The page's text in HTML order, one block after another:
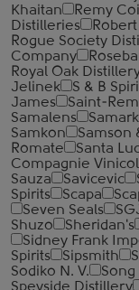
Khaitan
Remy
Distilleries
Rogue Society
Company
Royal Oak
Jelinek
S & B
James
Saint-
Samalens
Samkon
Samson
Romate
Santa
Compagnie
Sauza
Savicevic
Spirits
Scapa
Seven Seals
Shuzo
Sheridan's
Sidney Frank
Spirits
Sipsmith
Sodiko N. V.